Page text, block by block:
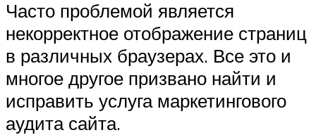
Часто проблемой является
некорректное отображение страниц
в различных браузерах. Все это и
многое другое призвано найти и
исправить услуга маркетингового
аудита сайта.